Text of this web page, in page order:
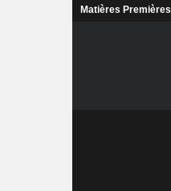
Matières Premières